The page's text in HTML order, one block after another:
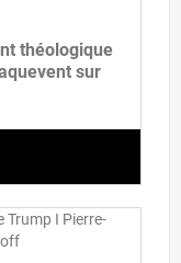
théologique
sur